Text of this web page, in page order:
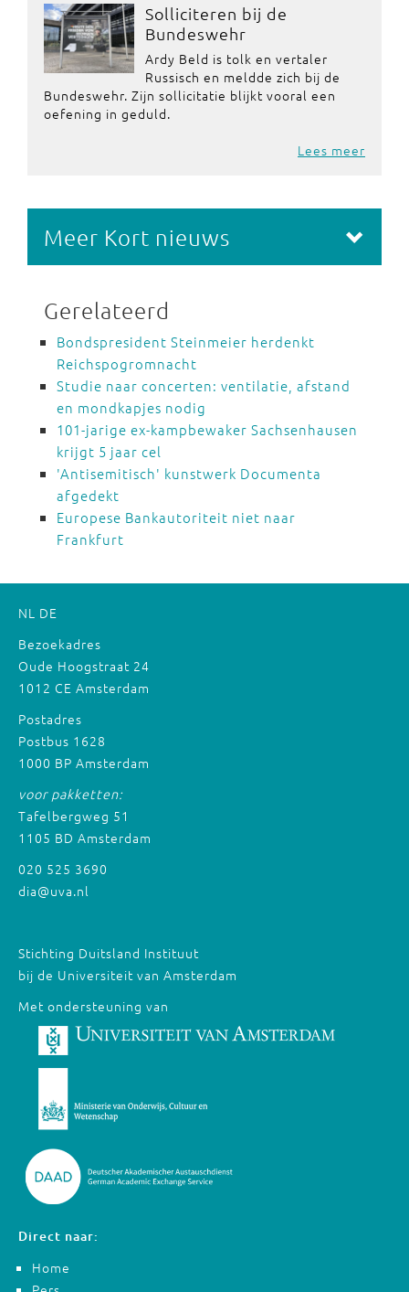
Solliciteren bij de
Bundeswehr
Ardy Beld is tolk en vertaler
Russisch en meldde zich bij de
Bundeswehr. Zijn sollicitatie blijkt vooral een
oefening in geduld.
Lees meer
Meer Kort nieuws
Gerelateerd
Bondspresident Steinmeier herdenkt
Reichspogromnacht
Studie naar concerten: ventilatie, afstand
en mondkapjes nodig
101-jarige ex-kampbewaker Sachsenhausen
krijgt 5 jaar cel
'Antisemitisch' kunstwerk Documenta
afgedekt
Europese Bankautoriteit niet naar
Frankfurt
NL DE
Bezoekadres
Oude Hoogstraat 24
1012 CE Amsterdam
Postadres
Postbus 1628
1000 BP Amsterdam
voor pakketten:
Tafelbergweg 51
1105 BD Amsterdam
020 525 3690
dia@uva.nl
Stichting Duitsland Instituut
bij de Universiteit van Amsterdam
Met ondersteuning van
Direct naar:
Home